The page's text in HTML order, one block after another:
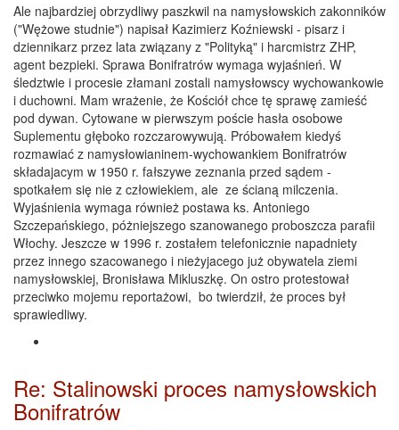
Ale najbardziej obrzydliwy paszkwil na namysłowskich zakonników
("Wężowe studnie") napisał Kazimierz Koźniewski - pisarz i
dziennikarz przez lata związany z "Polityką" i harcmistrz ZHP,
agent bezpieki. Sprawa Bonifratrów wymaga wyjaśnień. W
śledztwie i procesie złamani zostali namysłowscy wychowankowie
i duchowni. Mam wrażenie, że Kościół chce tę sprawę zamieść
pod dywan. Cytowane w pierwszym poście hasła osobowe
Suplementu głęboko rozczarowywują. Próbowałem kiedyś
rozmawiać z namysłowianinem-wychowankiem Bonifratrów
składajacym w 1950 r. fałszywe zeznania przed sądem -
spotkałem się nie z człowiekiem, ale ze ścianą milczenia.
Wyjaśnienia wymaga również postawa ks. Antoniego
Szczepańskiego, póżniejszego szanowanego proboszcza parafii
Włochy. Jeszcze w 1996 r. zostałem telefonicznie napadniety
przez innego szacowanego i nieżyjacego już obywatela ziemi
namysłowskiej, Bronisława Mikluszkę. On ostro protestował
przeciwko mojemu reportażowi, bo twierdził, że proces był
sprawiedliwy.
Re: Stalinowski proces namysłowskich
Bonifratrów